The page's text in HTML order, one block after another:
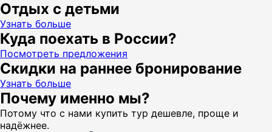
Отдых с детьми
Узнать больше
Куда поехать в России?
Посмотреть предложения
Скидки на раннее бронирование
Узнать больше
Почему именно мы?
Потому что с нами купить тур дешевле, проще и
надёжнее.